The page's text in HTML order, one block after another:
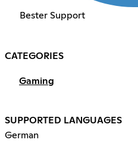
Bester Support
CATEGORIES
Gaming
SUPPORTED LANGUAGES
German